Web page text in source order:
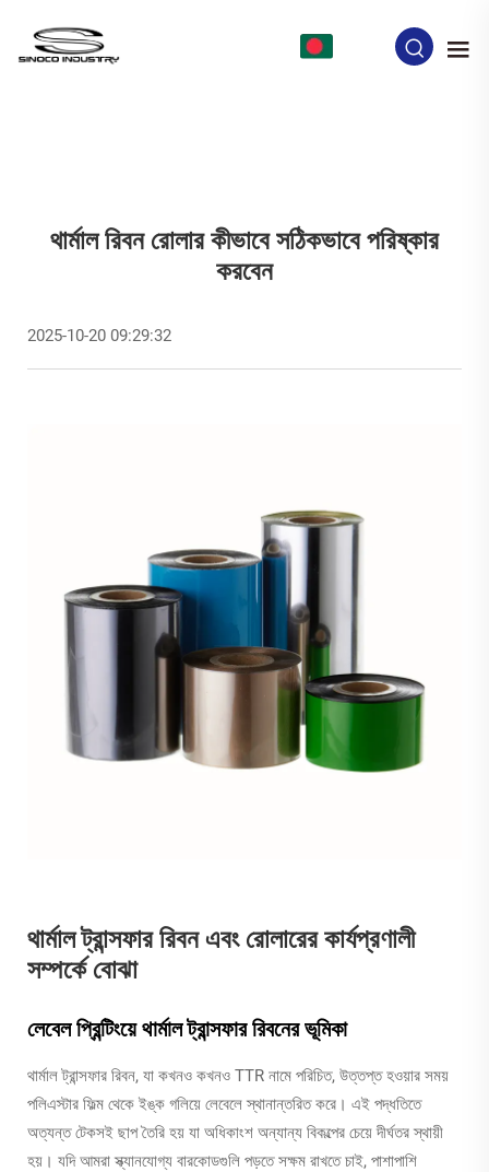
থার্মাল রিবন রোলার কীভাবে সঠিকভাবে পরিষ্কার
করবেন
2025-10-20 09:29:32
থার্মাল ট্রান্সফার রিবন এবং রোলারের কার্যপ্রণালী
সম্পর্কে বোঝা
লেবেল প্রিন্টিংয়ে থার্মাল ট্রান্সফার রিবনের ভূমিকা
থার্মাল ট্রান্সফার রিবন, যা কখনও কখনও TTR নামে পরিচিত, উত্তপ্ত হওয়ার সময়
পলিএস্টার ফিল্ম থেকে ইঙ্ক গলিয়ে লেবেলে স্থানান্তরিত করে। এই পদ্ধতিতে
অত্যন্ত টেকসই ছাপ তৈরি হয় যা অধিকাংশ অন্যান্য বিকল্পের চেয়ে দীর্ঘতর স্থায়ী
হয়। যদি আমরা স্ক্যানযোগ্য বারকোডগুলি পড়তে সক্ষম রাখতে চাই, পাশাপাশি